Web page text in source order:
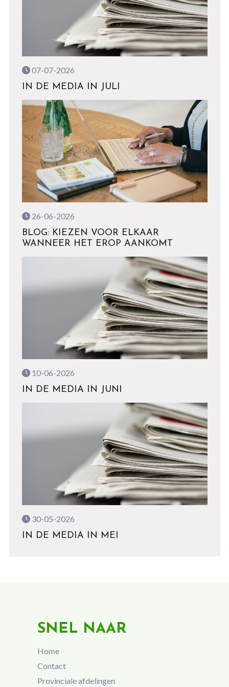
07-07-2026
IN DE MEDIA IN JULI
26-06-2026
BLOG: KIEZEN VOOR ELKAAR
WANNEER HET EROP AANKOMT
10-06-2026
IN DE MEDIA IN JUNI
30-05-2026
IN DE MEDIA IN MEI
SNEL NAAR
Home
Contact
Provinciale afdelingen